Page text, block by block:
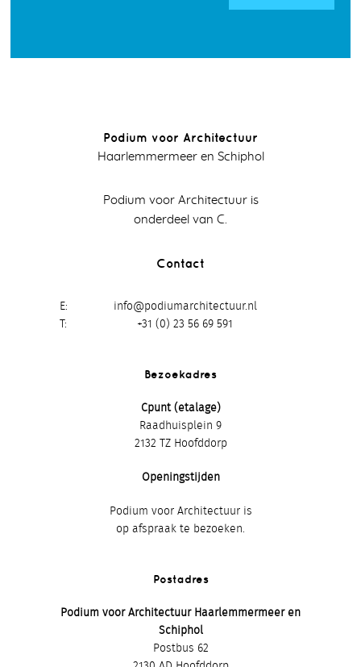
Podium voor Architectuur
Haarlemmermeer en Schiphol
Podium voor Architectuur is
onderdeel van C.
Contact
E
info@podiumarchitectuur.nl
T
+31 (0) 23 56 69 591
Bezoekadres
Cpunt (etalage)
Raadhuisplein 9
2132 TZ Hoofddorp
Openingstijden
Podium voor Architectuur is
op afspraak te bezoeken.
Postadres
Podium voor Architectuur Haarlemmermeer en
Schiphol
Postbus 62